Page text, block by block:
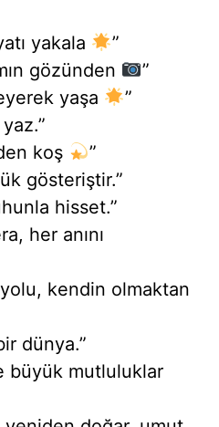
yakala
”
gözünden
”
yaşa
”
koş
”
gösteriştir.”
hisset.”
her anını
kendin olmaktan
dünya.”
büyük mutluluklar